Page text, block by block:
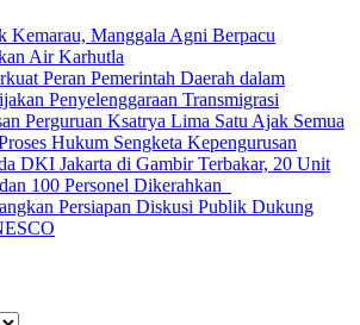
Kemarau, Manggala Agni Berpacu
Air Karhutla
Peran Pemerintah Daerah dalam
Penyelenggaraan Transmigrasi
Perguruan Ksatrya Lima Satu Ajak Semua
Hukum Sengketa Kepengurusan
DKI Jakarta di Gambir Terbakar, 20 Unit
100 Personel Dikerahkan
Persiapan Diskusi Publik Dukung